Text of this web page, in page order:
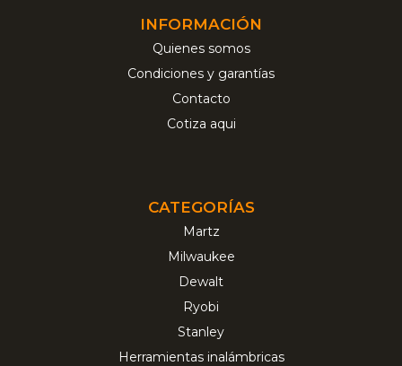
INFORMACIÓN
Quienes somos
Condiciones y garantías
Contacto
Cotiza aqui
CATEGORÍAS
Martz
Milwaukee
Dewalt
Ryobi
Stanley
Herramientas inalámbricas